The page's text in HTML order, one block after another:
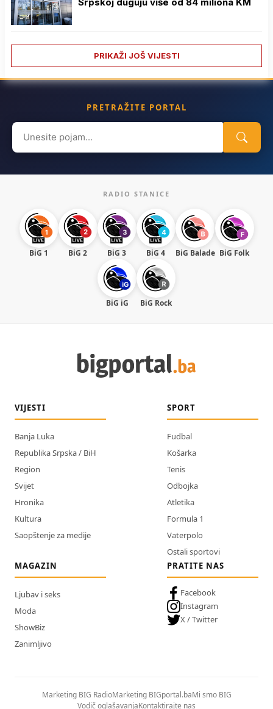
PRIKAŽI JOŠ VIJESTI
PRETRAŽITE PORTAL
Search
for:
RADIO STANICE
BiG 1 BiG 2 BiG 3 BiG 4 BiG Balade BiG Folk
BiG iG BiG Rock
VIJESTI
Banja Luka
Republika Srpska / BiH
Region
Svijet
Hronika
Kultura
Saopštenje za medije
SPORT
Fudbal
Košarka
Tenis
Odbojka
Atletika
Formula 1
Vaterpolo
Ostali sportovi
MAGAZIN
Ljubav i seks
Moda
ShowBiz
Zanimljivo
PRATITE NAS
Facebook
Instagram
X / Twitter
Marketing BIG RadioMarketing BIGportal.baMi smo BIG
Vodič oglašavanjaKontaktirajte nas